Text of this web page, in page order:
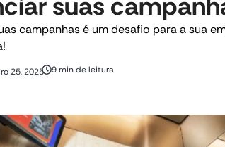
campanhas é um desafio para a sua
25, 2025 9 min de leitura